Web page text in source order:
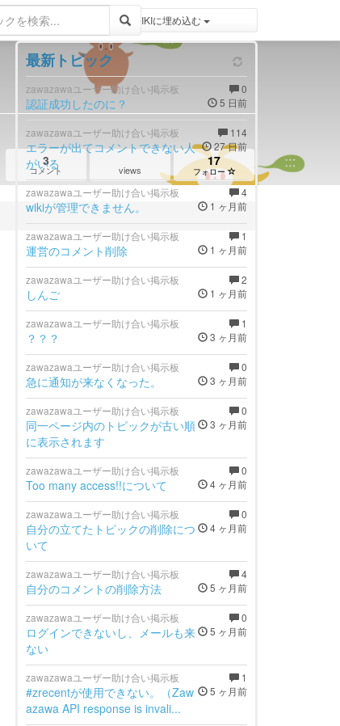
登録 / ログイン
3
コメント views
17
フォロー
トピックをWIKIWIKIに埋め込む
最新トピック
0
5 日前
zawazawaユーザー助け合い掲示板
認証成功したのに？
114
27 日前
zawazawaユーザー助け合い掲示板
エラーが出てコメントできない人
がいる
4
1 ヶ月前
zawazawaユーザー助け合い掲示板
wikiが管理できません。
1
1 ヶ月前
zawazawaユーザー助け合い掲示板
運営のコメント削除
2
1 ヶ月前
zawazawaユーザー助け合い掲示板
しんご
1
3 ヶ月前
zawazawaユーザー助け合い掲示板
？？？
0
3 ヶ月前
zawazawaユーザー助け合い掲示板
急に通知が来なくなった。
0
3 ヶ月前
zawazawaユーザー助け合い掲示板
同一ページ内のトピックが古い順
に表示されます
0
4 ヶ月前
zawazawaユーザー助け合い掲示板
Too many access!!について
0
4 ヶ月前
zawazawaユーザー助け合い掲示板
自分の立てたトピックの削除につ
いて
4
5 ヶ月前
zawazawaユーザー助け合い掲示板
自分のコメントの削除方法
0
5 ヶ月前
zawazawaユーザー助け合い掲示板
ログインできないし、メールも来
ない
1
5 ヶ月前
zawazawaユーザー助け合い掲示板
#zrecentが使用できない。（Zaw
azawa API response is invali...